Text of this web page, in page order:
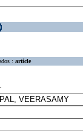
: article